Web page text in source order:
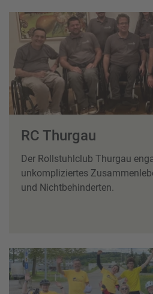
RC Thurgau
Der Rollstuhlclub Thurgau
unkompliziertes
und Nichtbehinderten.